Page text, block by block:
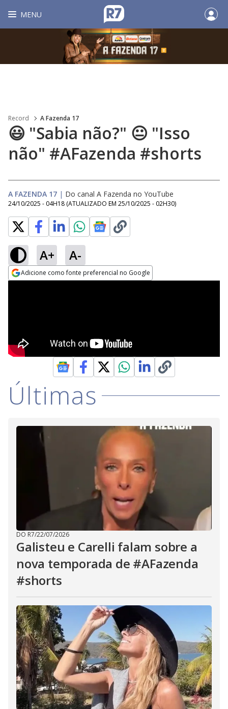
MENU
Record A Fazenda 17
😃 "Sabia não?" 😐 "Isso
não" #AFazenda #shorts
A FAZENDA 17 | Do canal A Fazenda no YouTube
24/10/2025 - 04H18 (ATUALIZADO EM 25/10/2025 - 02H30)
A+ A-
Adicione como fonte preferencial no Google
Últimas
DO R7/22/07/2026
Galisteu e Carelli falam sobre a
nova temporada de #AFazenda
#shorts